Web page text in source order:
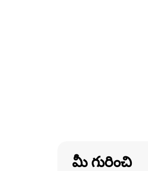
మీ గురించి